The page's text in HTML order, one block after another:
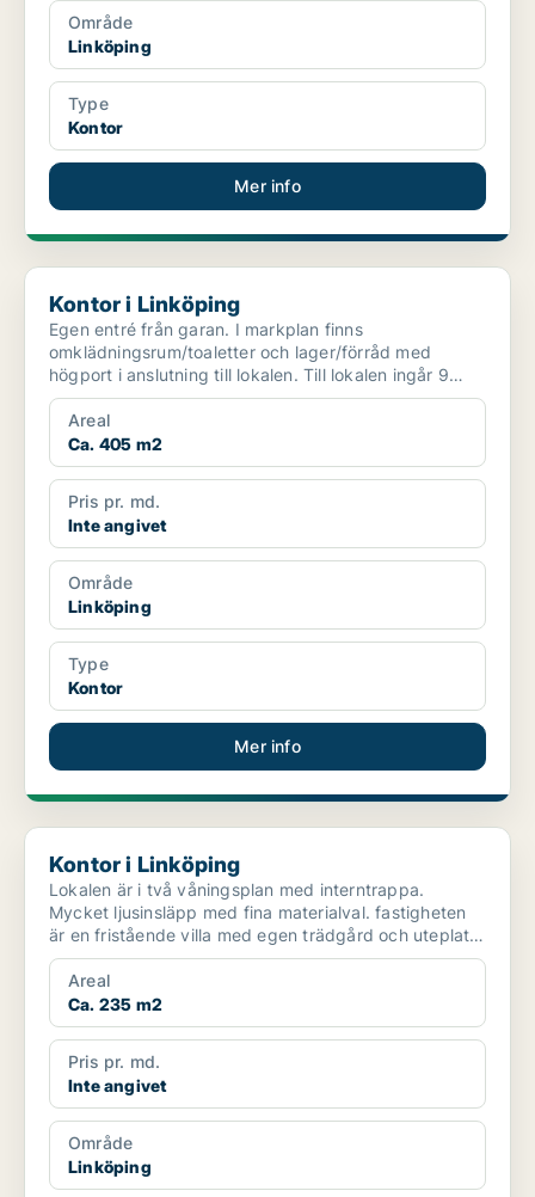
Område
Linköping
Type
Kontor
Mer info
Kontor i Linköping
Kontor i Linköping
Egen entré från garan. I markplan finns
omklädningsrum/toaletter och lager/förråd med
högport i anslutning till lokalen. Till lokalen ingår 9
stycken utomhus...
Areal
Ca. 405 m2
Pris pr. md.
Inte angivet
Område
Linköping
Type
Kontor
Mer info
Kontor i Linköping
Kontor i Linköping
Lokalen är i två våningsplan med interntrappa.
Mycket ljusinsläpp med fina materialval. fastigheten
är en fristående villa med egen trädgård och uteplats.
Lo...
Areal
Ca. 235 m2
Pris pr. md.
Inte angivet
Område
Linköping